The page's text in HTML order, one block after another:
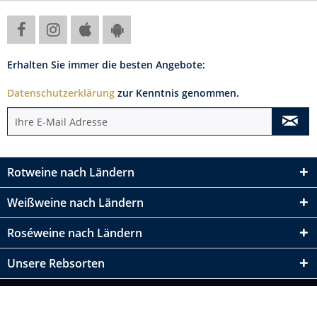
Erhalten Sie immer die besten Angebote:
Datenschutzerklärung zur Kenntnis genommen.
Rotweine nach Ländern
Weißweine nach Ländern
Roséweine nach Ländern
Unsere Rebsorten